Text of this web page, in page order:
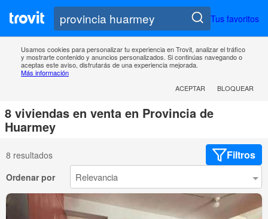
Tus favoritos
Usamos cookies para personalizar tu experiencia en Trovit, analizar el tráfico
y mostrarte contenido y anuncios personalizados. Si continúas navegando o
aceptas este aviso, disfrutarás de una experiencia mejorada.
Más información
ACEPTAR
BLOQUEAR
8 viviendas en venta en Provincia de
Huarmey
8 resultados Filtros
Ordenar por